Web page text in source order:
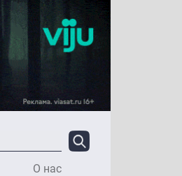
О нас